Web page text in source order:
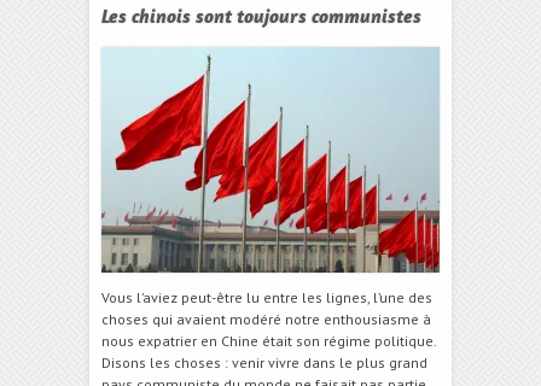
Les chinois sont toujours communistes
Vous l’aviez peut-être lu entre les lignes, l’une des
choses qui avaient modéré notre enthousiasme à
nous expatrier en Chine était son régime politique.
Disons les choses : venir vivre dans le plus grand